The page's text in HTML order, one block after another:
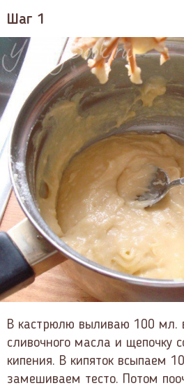
Шаг 1
В кастрюлю выливаю 100 мл.
сливочного масла и щепочку
кипения. В кипяток всыпаем
замешиваем тесто. Потом